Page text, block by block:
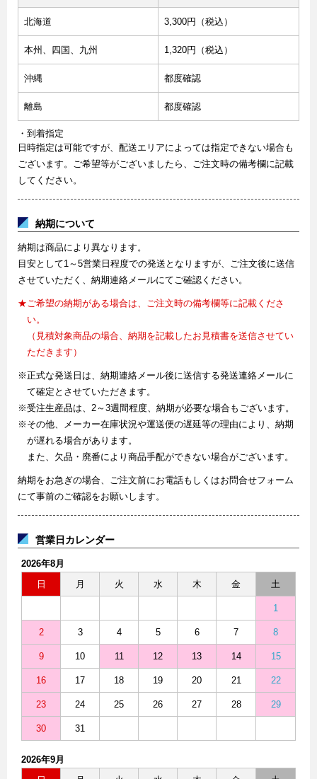
北海道 3,300円（税込）
本州、四国、九州 1,320円（税込）
沖縄 都度確認
離島 都度確認
・到着指定
日時指定は可能ですが、配送エリアによっては指定できない場合も
ございます。ご希望等がございましたら、ご注文時の備考欄に記載
してください。
納期について
納期は商品により異なります。
目安として1～5営業日程度での発送となりますが、ご注文後に送信
させていただく、納期連絡メールにてご確認ください。
★ご希望の納期がある場合は、ご注文時の備考欄等に記載くださ
い。
（見積対象商品の場合、納期を記載したお見積書を送信させてい
ただきます）
※正式な発送日は、納期連絡メール後に送信する発送連絡メールに
て確定とさせていただきます。
※受注生産品は、2～3週間程度、納期が必要な場合もございます。
※その他、メーカー在庫状況や運送便の遅延等の理由により、納期
が遅れる場合があります。
また、欠品・廃番により商品手配ができない場合がございます。
納期をお急ぎの場合、ご注文前にお電話もしくはお問合せフォーム
にて事前のご確認をお願いします。
営業日カレンダー
2026年8月
日
月 火 水 木 金 土
1
2 3 4 5 6 7 8
9 10 11 12 13 14 15
16 17 18 19 20 21 22
23 24 25 26 27 28 29
30 31
2026年9月